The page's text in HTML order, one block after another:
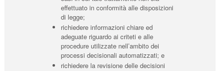
effettuato in conformità alle disposizioni
di legge;
richiedere informazioni chiare ed
adeguate riguardo ai criteti e alle
procedure utilizzate nell’ambito dei
processi decisionali automatizzati; e
richiedere la revisione delle decisioni